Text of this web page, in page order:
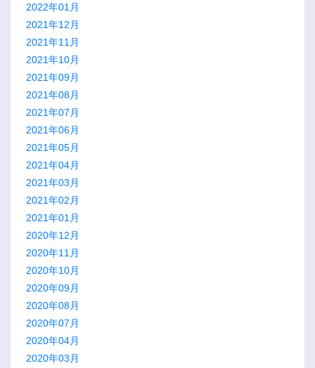
2022年01月
2021年12月
2021年11月
2021年10月
2021年09月
2021年08月
2021年07月
2021年06月
2021年05月
2021年04月
2021年03月
2021年02月
2021年01月
2020年12月
2020年11月
2020年10月
2020年09月
2020年08月
2020年07月
2020年04月
2020年03月